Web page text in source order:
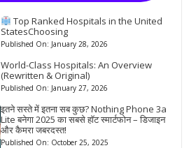
Top Ranked Hospitals in the United
StatesChoosing
Published On: January 28, 2026
World-Class Hospitals: An Overview
(Rewritten & Original)
Published On: January 27, 2026
इतने सस्ते में इतना सब कुछ? Nothing Phone 3a
Lite बनेगा 2025 का सबसे हॉट स्मार्टफोन – डिजाइन
और कैमरा जबरदस्त!
Published On: October 25, 2025